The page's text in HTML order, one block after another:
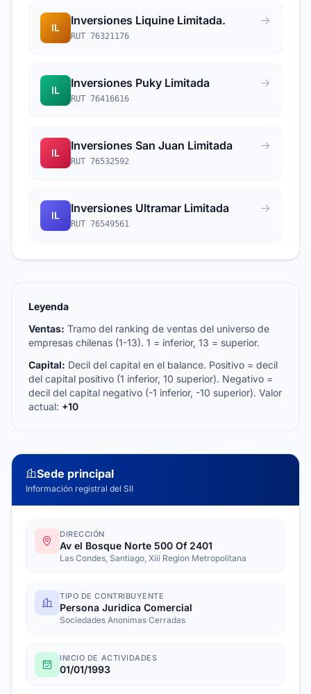
IL
Inversiones Liquine Limitada.
RUT 76321176
IL
Inversiones Puky Limitada
RUT 76416616
IL
Inversiones San Juan Limitada
RUT 76532592
IL
Inversiones Ultramar Limitada
RUT 76549561
Leyenda
Ventas: Tramo del ranking de ventas del universo de
empresas chilenas (1-13). 1 = inferior, 13 = superior.
Capital: Decil del capital en el balance. Positivo = decil
del capital positivo (1 inferior, 10 superior). Negativo =
decil del capital negativo (-1 inferior, -10 superior). Valor
actual: +10
Sede principal
Información registral del SII
DIRECCIÓN
Av el Bosque Norte 500 Of 2401
Las Condes, Santiago, Xiii Region Metropolitana
TIPO DE CONTRIBUYENTE
Persona Juridica Comercial
Sociedades Anonimas Cerradas
INICIO DE ACTIVIDADES
01/01/1993